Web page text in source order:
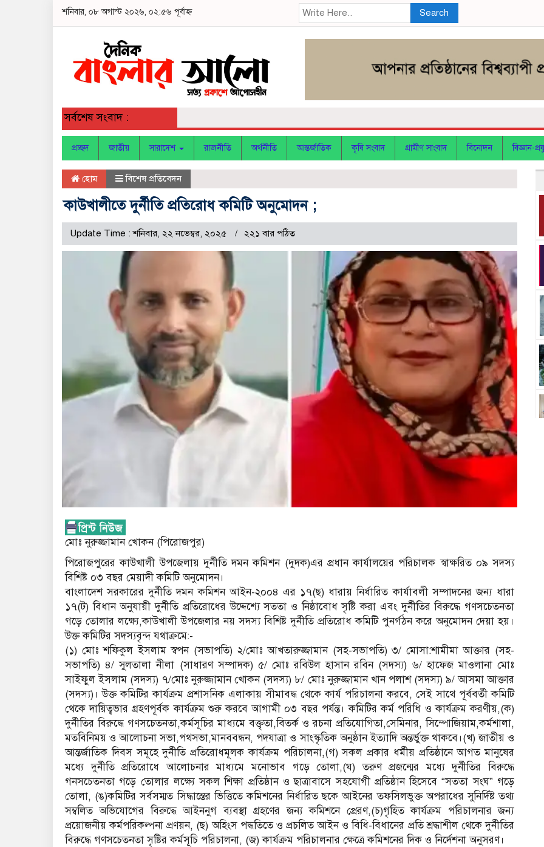
শনিবার, ০৮ অগাস্ট ২০২৬, ০২:৫৬ পূর্বাহ্ন Search
সর্বশেষ সংবাদ :
প্রচ্ছদ জাতীয় সারাদেশ রাজনীতি অর্থনীতি আন্তর্জাতিক কৃষি সংবাদ গ্রামীণ সাংবাদ বিনোদন বিজ্ঞান-
হোম বিশেষ প্রতিবেদন
কাউখালীতে দুর্নীতি প্রতিরোধ কমিটি অনুমোদন ;
Update Time : শনিবার, ২২ নভেম্বর, ২০২৫ ২২১ বার পঠিত
মোঃ নুরুজ্জামান খোকন (পিরোজপুর)
পিরোজপুরের কাউখালী উপজেলায় দুর্নীতি দমন কমিশন (দুদক)এর প্রধান কার্যালয়ের পরিচালক স্বাক্ষরিত ০৯ সদস্য
বিশিষ্ট ০৩ বছর মেয়াদী কমিটি অনুমোদন।
বাংলাদেশ সরকারের দুর্নীতি দমন কমিশন আইন-২০০৪ এর ১৭(ছ) ধারায় নির্ধারিত কার্যাবলী সম্পাদনের জন্য ধারা
১৭(ট) বিধান অনুযায়ী দুর্নীতি প্রতিরোধের উদ্দেশ্যে সততা ও নিষ্ঠাবোধ সৃষ্টি করা এবং দুর্নীতির বিরুদ্ধে গণসচেতনতা
গড়ে তোলার লক্ষ্যে,কাউখালী উপজেলার নয় সদস্য বিশিষ্ট দুর্নীতি প্রতিরোধ কমিটি পুনর্গঠন করে অনুমোদন দেয়া হয়।
উক্ত কমিটির সদস্যবৃন্দ যথাক্রমে:-
(১) মোঃ শফিকুল ইসলাম স্বপন (সভাপতি) ২/মোঃ আখতারুজ্জামান (সহ-সভাপতি) ৩/ মোসা:শামীমা আক্তার (সহ-
সভাপতি) ৪/ সুলতালা নীলা (সাধারণ সম্পাদক) ৫/ মোঃ রবিউল হাসান রবিন (সদস্য) ৬/ হাফেজ মাওলানা মোঃ
সাইফুল ইসলাম (সদস্য) ৭/মোঃ নুরুজ্জামান খোকন (সদস্য) ৮/ মোঃ নুরুজ্জামান খান পলাশ (সদস্য) ৯/ আসমা আক্তার
(সদস্য)। উক্ত কমিটির কার্যক্রম প্রশাসনিক এলাকায় সীমাবদ্ধ থেকে কার্য পরিচালনা করবে, সেই সাথে পূর্ববর্তী কমিটি
থেকে দায়িত্বভার গ্রহণপূর্বক কার্যক্রম শুরু করবে আগামী ০৩ বছর পর্যন্ত। কমিটির কর্ম পরিধি ও কার্যক্রম করণীয়,(ক)
দুর্নীতির বিরুদ্ধে গণসচেতনতা,কর্মসূচির মাধ্যমে বক্তৃতা,বিতর্ক ও রচনা প্রতিযোগিতা,সেমিনার, সিম্পোজিয়াম,কর্মশালা,
মতবিনিময় ও আলোচনা সভা,পথসভা,মানববন্ধন, পদযাত্রা ও সাংস্কৃতিক অনুষ্ঠান ইত্যাদি অন্তর্ভুক্ত থাকবে।(খ) জাতীয় ও
আন্তর্জাতিক দিবস সমূহে দুর্নীতি প্রতিরোধমূলক কার্যক্রম পরিচালনা,(গ) সকল প্রকার ধর্মীয় প্রতিষ্ঠানে আগত মানুষের
মধ্যে দুর্নীতি প্রতিরোধে আলোচনার মাধ্যমে মনোভাব গড়ে তোলা,(ঘ) তরুণ প্রজন্মের মধ্যে দুর্নীতির বিরুদ্ধে
গনসচেতনতা গড়ে তোলার লক্ষ্যে সকল শিক্ষা প্রতিষ্ঠান ও ছাত্রাবাসে সহযোগী প্রতিষ্ঠান হিসেবে “সততা সংঘ” গড়ে
তোলা, (ঙ)কমিটির সর্বসম্মত সিদ্ধান্তের ভিত্তিতে কমিশনের নির্ধারিত ছকে আইনের তফসিলভুক্ত অপরাধের সুনির্দিষ্ট তথ্য
সম্বলিত অভিযোগের বিরুদ্ধে আইননুগ ব্যবস্থা গ্রহণের জন্য কমিশনে প্রেরণ,(চ)গৃহিত কার্যক্রম পরিচালনার জন্য
প্রয়োজনীয় কর্মপরিকল্পনা প্রণয়ন, (ছ) অহিংস পদ্ধতিতে ও প্রচলিত আইন ও বিধি-বিধানের প্রতি শ্রদ্ধাশীল থেকে দুর্নীতির
বিরুদ্ধে গণসচেতনতা সৃষ্টির কর্মসূচি পরিচালনা, (জ) কার্যক্রম পরিচালনার ক্ষেত্রে কমিশনের দিক ও নির্দেশনা অনুসরণ।